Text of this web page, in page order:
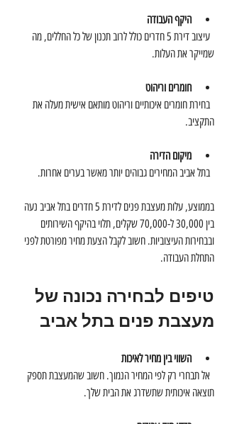
היקף העבודה
  עיצוב דירת 5 חדרים כולל לרוב תכנון של כל החללים, מה
שמייקר את העלות.
חומרים וריהוט
  בחירת חומרים איכותיים וריהוט מותאם אישית מעלה את
התקציב.
מיקום הדירה
בממוצע, עלות מעצבת פנים לדירת 5 חדרים בתל אביב נעה
בין 30,000 ל-70,000 שקלים, תלוי בהיקף השירותים
ובבחירות העיצוביות. חשוב לקבל הצעת מחיר מפורטת לפני
התחלת העבודה.
טיפים לבחירה נכונה של
מעצבת פנים בתל אביב
השווי בין מחיר לאיכות
  אל תבחרי רק לפי המחיר הנמוך. חשוב שהמעצבת תספק
תוצאה איכותית שתשדרג את הבית שלך.